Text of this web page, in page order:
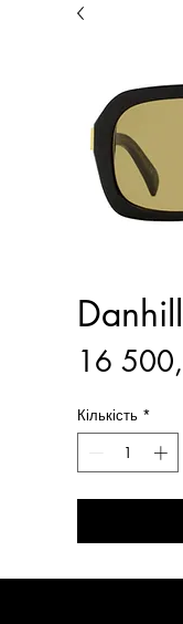
16
Кількість *